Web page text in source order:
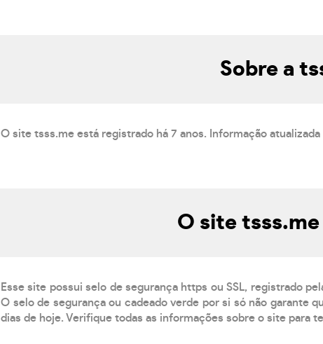
Sobre a
O site tsss.me está registrado há 7 anos. Informação
O site tsss.me
Esse site possui selo de segurança https ou SSL, registrado
O selo de segurança ou cadeado verde por si só não garante
dias de hoje. Verifique todas as informações sobre o site para